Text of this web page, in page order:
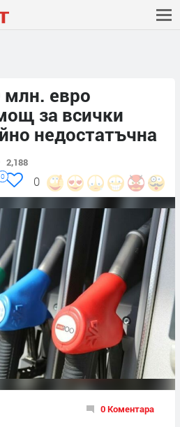
млн. евро
за всички
недостатъчна
2,188
0
0
0 Коментара